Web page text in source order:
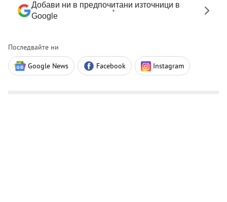
Добави ни в предпочитани източници в
Google
Последвайте ни
Google News Facebook Instagram